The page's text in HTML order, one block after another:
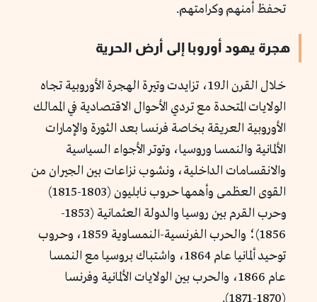
تحفظ أمنهم وكرامتهم.
هجرة يهود أوروبا إلى أرض الحرية
خلال القرن الـ19، تزايدت وتيرة الهجرة الأوروبية تجاه
الولايات المتحدة مع تردي الأحوال الاقتصادية في الممالك
الأوروبية العريقة بخاصة فرنسا بعد الثورة والإمارات
الألمانية والنمسا وروسيا، وتوتر الأجواء السياسية
والانقسامات الداخلية، ونشوب نزاعات بين الجيران من
القوى العظمى وأهمها حروب نابليون (1803-1815)
وحرب القرم بين روسيا والدولة العثمانية (1853-
1856)؛ والحرب الفرنسية-النمساوية 1859، وحروب
توحيد ألمانيا عام 1864، واشتباك بروسيا مع النمسا
عام 1866، والحرب بين الولايات الألمانية وفرنسا
(1870-1871).